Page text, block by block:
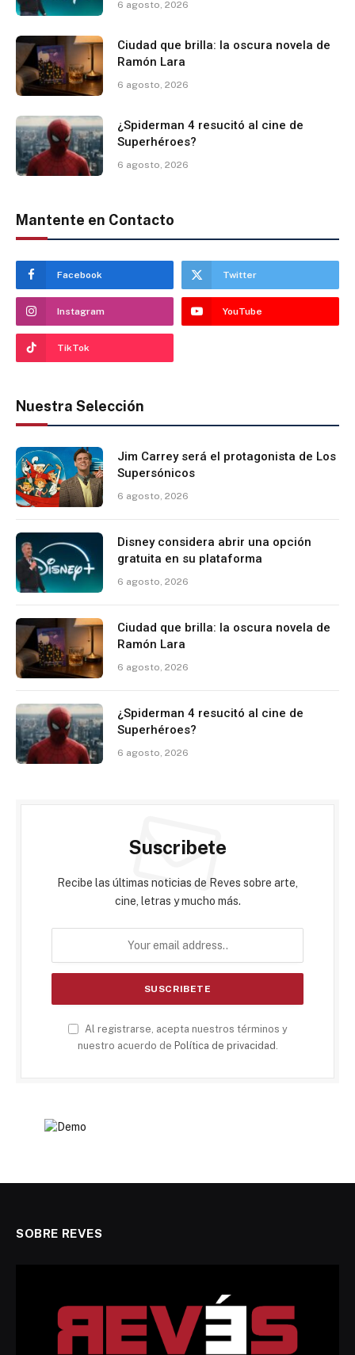
6 agosto, 2026
Ciudad que brilla: la oscura novela de
Ramón Lara
6 agosto, 2026
¿Spiderman 4 resucitó al cine de
Superhéroes?
6 agosto, 2026
Mantente en Contacto
Facebook Twitter
Instagram YouTube
TikTok
Nuestra Selección
Jim Carrey será el protagonista de Los
Supersónicos
6 agosto, 2026
Disney considera abrir una opción
gratuita en su plataforma
6 agosto, 2026
Ciudad que brilla: la oscura novela de
Ramón Lara
6 agosto, 2026
¿Spiderman 4 resucitó al cine de
Superhéroes?
6 agosto, 2026
Suscribete
Recibe las últimas noticias de Reves sobre arte,
cine, letras y mucho más.
Al registrarse, acepta nuestros términos y
nuestro acuerdo de Política de privacidad
SOBRE REVES